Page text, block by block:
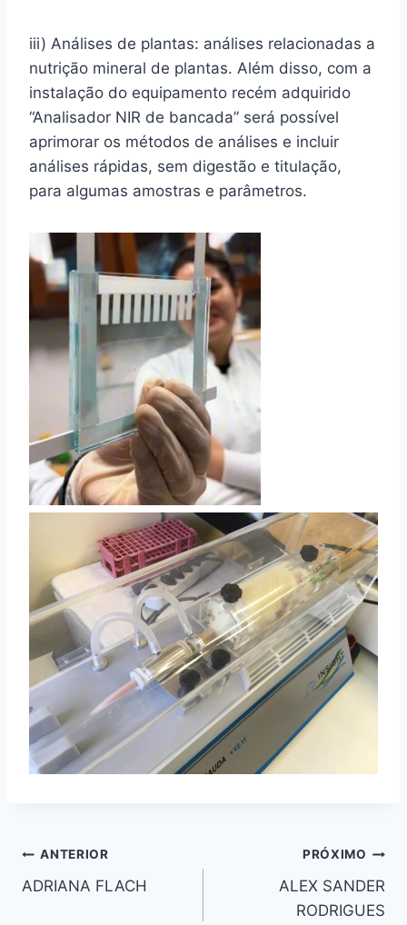
iii) Análises de plantas: análises relacionadas a
nutrição mineral de plantas. Além disso, com a
instalação do equipamento recém adquirido
“Analisador NIR de bancada” será possível
aprimorar os métodos de análises e incluir
análises rápidas, sem digestão e titulação,
para algumas amostras e parâmetros.
ANTERIOR
ADRIANA FLACH
PRÓXIMO
ALEX SANDER
RODRIGUES